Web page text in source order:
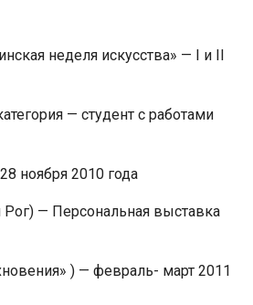
неделя искусства» — I и II
— студент с работами
ноября 2010 года
— Персональная выставка
) — февраль- март 2011